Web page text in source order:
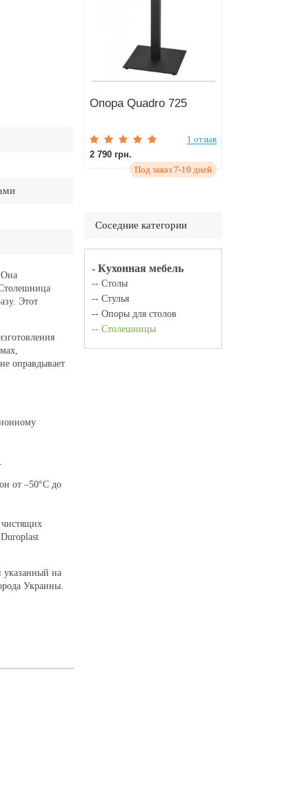
Она
Этот
оправдывает
от –50°С до
указанный на
Украины.
Опора Quadro 725
1 отзыв
2 790 грн.
Под заказ 7-10 дней
Соседние категории
- Кухонная мебель
-- Столы
-- Стулья
-- Опоры для столов
-- Столешницы